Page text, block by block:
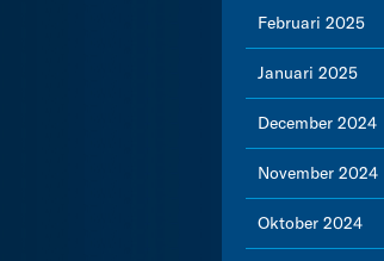
Februari 2025
Januari 2025
December 2024
November 2024
Oktober 2024